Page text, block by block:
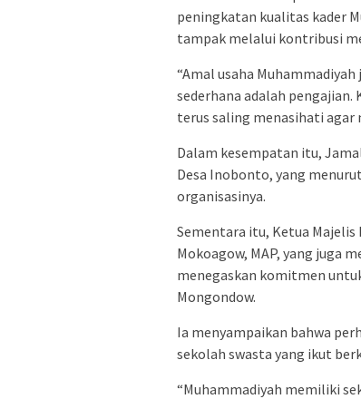
peningkatan kualitas kader
tampak melalui kontribusi
“Amal usaha
sederhana adalah
terus saling menasihati agar
Dalam kesempatan itu,
Desa Inobonto, yang
organisasinya.
Sementara itu, Ketua Majelis
Mokoagow, MAP, yang juga
menegaskan komitmen
Mongondow.
Ia menyampaikan bahwa
sekolah swasta yang ikut
“Muhammadiyah memiliki